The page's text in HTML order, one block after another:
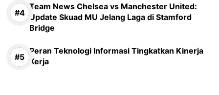
Team News Chelsea vs Manchester United:
Update Skuad MU Jelang Laga di Stamford
Bridge
Peran Teknologi Informasi Tingkatkan Kinerja
Kerja